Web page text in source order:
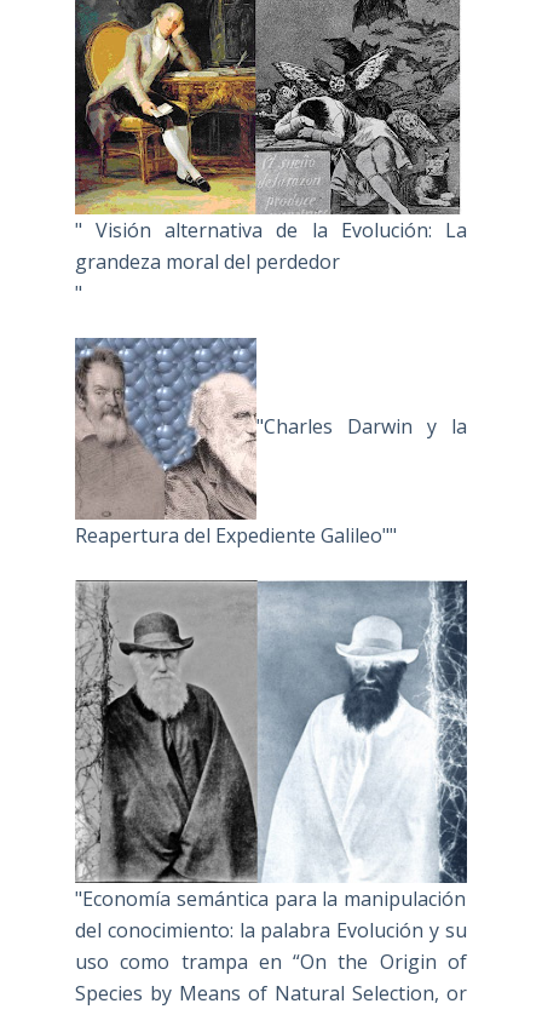
" Visión alternativa de la Evolución: La
grandeza moral del perdedor
"
"Charles Darwin y la
Reapertura del Expediente Galileo""
"Economía semántica para la manipulación
del conocimiento: la palabra Evolución y su
uso como trampa en “On the Origin of
Species by Means of Natural Selection, or